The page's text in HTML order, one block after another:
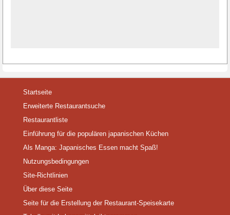
Startseite
Erweiterte Restaurantsuche
Restaurantliste
Einführung für die populären japanischen Küchen
Als Manga: Japanisches Essen macht Spaß!
Nutzungsbedingungen
Site-Richtlinien
Über diese Seite
Seite für die Erstellung der Restaurant-Speisekarte